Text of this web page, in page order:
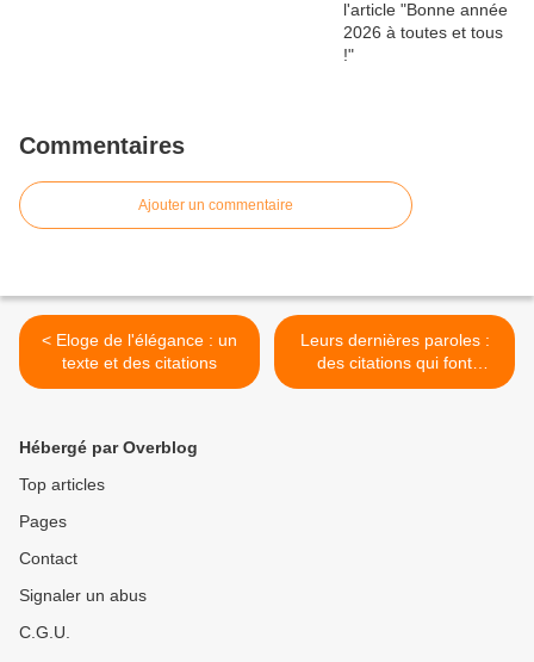
Commentaires
Ajouter un commentaire
< Eloge de l'élégance : un
texte et des citations
Leurs dernières paroles :
des citations qui font
forcément date ! ( seconde
Hébergé par Overblog
Top articles
Pages
Contact
Signaler un abus
C.G.U.